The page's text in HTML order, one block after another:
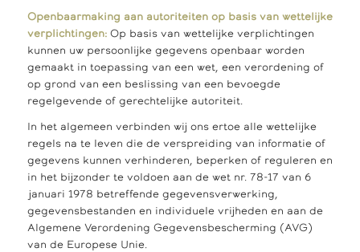
Openbaarmaking aan autoriteiten op basis van wettelijke
verplichtingen:Op basis van wettelijke verplichtingen
kunnen uw persoonlijke gegevens openbaar worden
gemaakt in toepassing van een wet, een verordening of
op grond van een beslissing van een bevoegde
regelgevende of gerechtelijke autoriteit.
In het algemeen verbinden wij ons ertoe alle wettelijke
regels na te leven die de verspreiding van informatie of
gegevens kunnen verhinderen, beperken of reguleren en
in het bijzonder te voldoen aan de wet nr. 78-17 van 6
januari 1978 betreffende gegevensverwerking,
gegevensbestanden en individuele vrijheden en aan de
Algemene Verordening Gegevensbescherming (AVG)
van de Europese Unie.